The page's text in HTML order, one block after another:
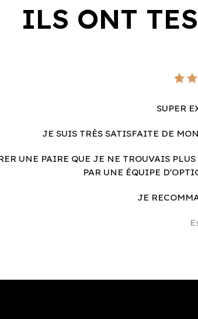
ILS ONT
SUPER
JE SUIS TRÈS SATISFAITE DE
UNE PAIRE QUE JE NE TROUVAIS
PAR UNE ÉQUIPE
JE